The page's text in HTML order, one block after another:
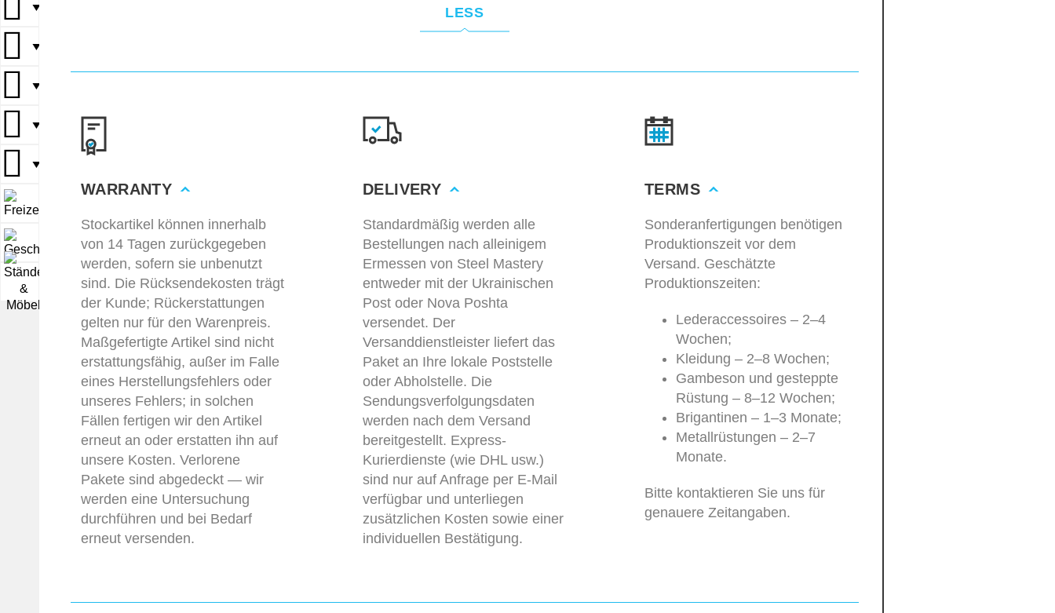
▼
▼
▼
▼
▼
LESS
WARRANTY
Stockartikel können innerhalb
von 14 Tagen zurückgegeben
werden, sofern sie unbenutzt
sind. Die Rücksendekosten trägt
der Kunde; Rückerstattungen
gelten nur für den Warenpreis.
Maßgefertigte Artikel sind nicht
erstattungsfähig, außer im Falle
eines Herstellungsfehlers oder
unseres Fehlers; in solchen
Fällen fertigen wir den Artikel
erneut an oder erstatten ihn auf
unsere Kosten. Verlorene
Pakete sind abgedeckt — wir
werden eine Untersuchung
durchführen und bei Bedarf
erneut versenden.
DELIVERY
Standardmäßig werden alle
Bestellungen nach alleinigem
Ermessen von Steel Mastery
entweder mit der Ukrainischen
Post oder Nova Poshta
versendet. Der
Versanddienstleister liefert das
Paket an Ihre lokale Poststelle
oder Abholstelle. Die
Sendungsverfolgungsdaten
werden nach dem Versand
bereitgestellt. Express-
Kurierdienste (wie DHL usw.)
sind nur auf Anfrage per E-Mail
verfügbar und unterliegen
zusätzlichen Kosten sowie einer
individuellen Bestätigung.
TERMS
Sonderanfertigungen benötigen
Produktionszeit vor dem
Versand. Geschätzte
Produktionszeiten:
Lederaccessoires – 2–4
Wochen;
Kleidung – 2–8 Wochen;
Gambeson und gesteppte
Rüstung – 8–12 Wochen;
Brigantinen – 1–3 Monate;
Metallrüstungen – 2–7
Monate.
Bitte kontaktieren Sie uns für
genauere Zeitangaben.